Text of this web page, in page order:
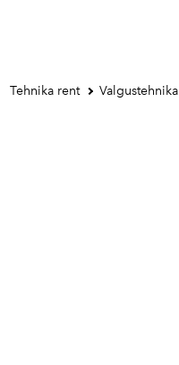
Tehnika rent Valgustehnika